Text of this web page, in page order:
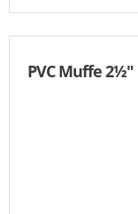
PVC Muffe 2½"